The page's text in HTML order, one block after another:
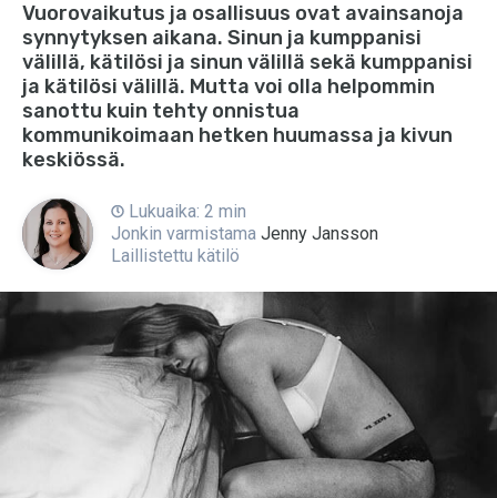
Vuorovaikutus ja osallisuus ovat avainsanoja
synnytyksen aikana. Sinun ja kumppanisi
välillä, kätilösi ja sinun välillä sekä kumppanisi
ja kätilösi välillä. Mutta voi olla helpommin
sanottu kuin tehty onnistua
kommunikoimaan hetken huumassa ja kivun
keskiössä.
Lukuaika: 2 min
Jonkin varmistama Jenny Jansson
Laillistettu kätilö